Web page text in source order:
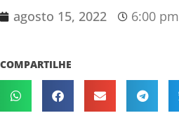
agosto 15, 2022 6:00 pm
COMPARTILHE